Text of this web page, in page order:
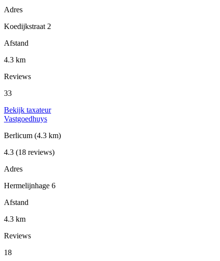
Adres
Koedijkstraat 2
Afstand
4.3 km
Reviews
33
Bekijk taxateur
Vastgoedhuys
Berlicum (4.3 km)
4.3 (18 reviews)
Adres
Hermelijnhage 6
Afstand
4.3 km
Reviews
18